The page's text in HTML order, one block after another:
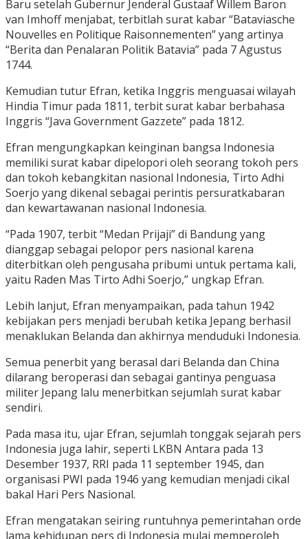
Baru setelah Gubernur Jenderal Gustaaf Willem Baron
van Imhoff menjabat, terbitlah surat kabar “Bataviasche
Nouvelles en Politique Raisonnementen” yang artinya
“Berita dan Penalaran Politik Batavia” pada 7 Agustus
1744.
Kemudian tutur Efran, ketika Inggris menguasai wilayah
Hindia Timur pada 1811, terbit surat kabar berbahasa
Inggris “Java Government Gazzete” pada 1812.
Efran mengungkapkan keinginan bangsa Indonesia
memiliki surat kabar dipelopori oleh seorang tokoh pers
dan tokoh kebangkitan nasional Indonesia, Tirto Adhi
Soerjo yang dikenal sebagai perintis persuratkabaran
dan kewartawanan nasional Indonesia.
“Pada 1907, terbit “Medan Prijaji” di Bandung yang
dianggap sebagai pelopor pers nasional karena
diterbitkan oleh pengusaha pribumi untuk pertama kali,
yaitu Raden Mas Tirto Adhi Soerjo,” ungkap Efran.
Lebih lanjut, Efran menyampaikan, pada tahun 1942
kebijakan pers menjadi berubah ketika Jepang berhasil
menaklukan Belanda dan akhirnya menduduki Indonesia.
Semua penerbit yang berasal dari Belanda dan China
dilarang beroperasi dan sebagai gantinya penguasa
militer Jepang lalu menerbitkan sejumlah surat kabar
sendiri.
Pada masa itu, ujar Efran, sejumlah tonggak sejarah pers
Indonesia juga lahir, seperti LKBN Antara pada 13
Desember 1937, RRI pada 11 september 1945, dan
organisasi PWI pada 1946 yang kemudian menjadi cikal
bakal Hari Pers Nasional.
Efran mengatakan seiring runtuhnya pemerintahan orde
lama kehidupan pers di Indonesia mulai memperoleh